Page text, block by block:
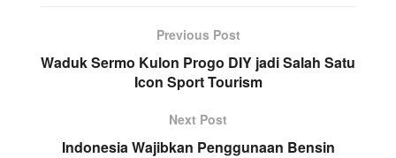
Previous Post
Waduk Sermo Kulon Progo DIY jadi Salah Satu
Icon Sport Tourism
Next Post
Indonesia Wajibkan Penggunaan Bensin